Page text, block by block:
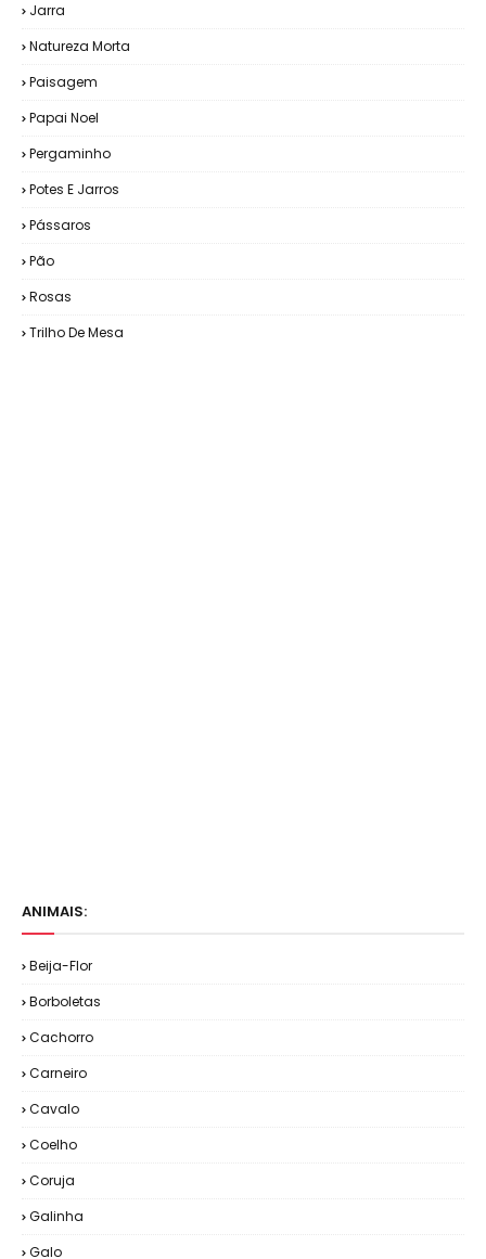
Jarra
Natureza Morta
Paisagem
Papai Noel
Pergaminho
Potes E Jarros
Pássaros
Pão
Rosas
Trilho De Mesa
ANIMAIS:
Beija-Flor
Borboletas
Cachorro
Carneiro
Cavalo
Coelho
Coruja
Galinha
Galo